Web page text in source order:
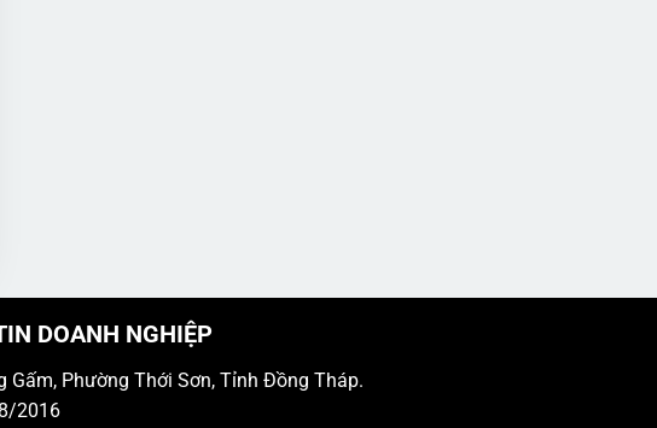
DOANH NGHIỆP
Phường Thới Sơn, Tỉnh Đồng Tháp.
2016